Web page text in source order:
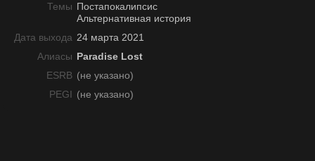
Темы Постапокалипсис
Альтернативная история
Дата выхода 24 марта 2021
Алиасы Paradise Lost
ESRB (не указано)
PEGI (не указано)